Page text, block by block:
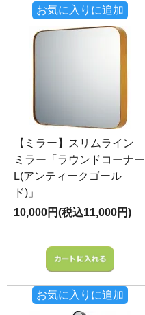
お気に入りに追加
【ミラー】スリムライン
ミラー「ラウンドコーナー
L(アンティークゴール
ド)」
10,000円(税込11,000円)
お気に入りに追加